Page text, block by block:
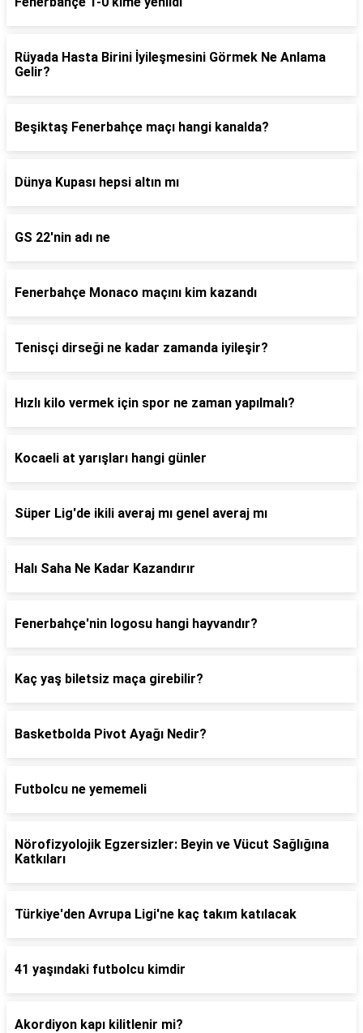
Rüyada Hasta Birini İyileşmesini Görmek Ne Anlama
Gelir?
Beşiktaş Fenerbahçe maçı hangi kanalda?
Dünya Kupası hepsi altın mı
GS 22'nin adı ne
Fenerbahçe Monaco maçını kim kazandı
Tenisçi dirseği ne kadar zamanda iyileşir?
Hızlı kilo vermek için spor ne zaman yapılmalı?
Kocaeli at yarışları hangi günler
Süper Lig'de ikili averaj mı genel averaj mı
Halı Saha Ne Kadar Kazandırır
Fenerbahçe'nin logosu hangi hayvandır?
Kaç yaş biletsiz maça girebilir?
Basketbolda Pivot Ayağı Nedir?
Futbolcu ne yememeli
Nörofizyolojik Egzersizler: Beyin ve Vücut Sağlığına
Katkıları
Türkiye'den Avrupa Ligi'ne kaç takım katılacak
41 yaşındaki futbolcu kimdir
Akordiyon kapı kilitlenir mi?